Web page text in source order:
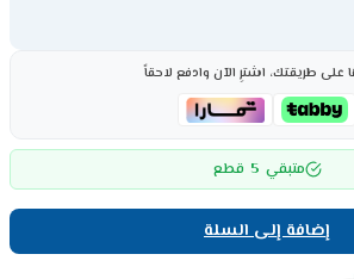
طريقتك، اشترِ الآن وادفع لاحقاً
متبقي 5 قطع
إضافة إلى السلة